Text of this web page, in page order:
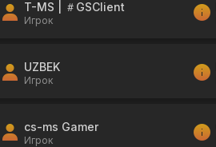
T-MS | ＃GSClient
Игрок
UZBEK
Игрок
cs-ms Gamer
Игрок